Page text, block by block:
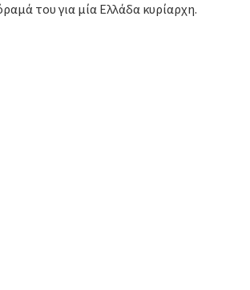
του για μία Ελλάδα κυρίαρχη.